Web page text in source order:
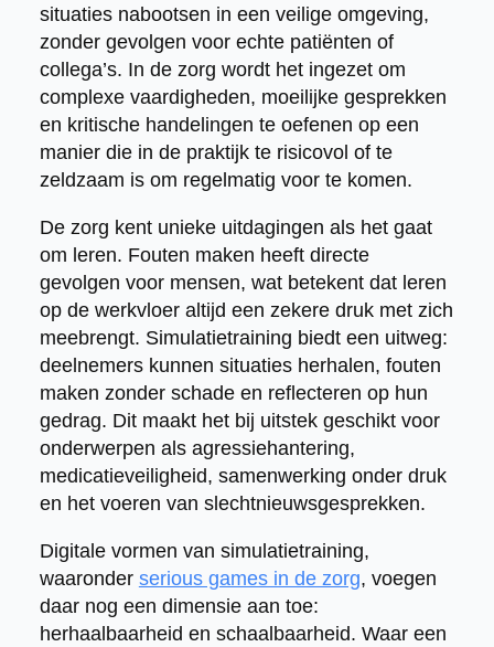
situaties nabootsen in een veilige omgeving,
zonder gevolgen voor echte patiënten of
collega’s. In de zorg wordt het ingezet om
complexe vaardigheden, moeilijke gesprekken
en kritische handelingen te oefenen op een
manier die in de praktijk te risicovol of te
zeldzaam is om regelmatig voor te komen.
De zorg kent unieke uitdagingen als het gaat
om leren. Fouten maken heeft directe
gevolgen voor mensen, wat betekent dat leren
op de werkvloer altijd een zekere druk met zich
meebrengt. Simulatietraining biedt een uitweg:
deelnemers kunnen situaties herhalen, fouten
maken zonder schade en reflecteren op hun
gedrag. Dit maakt het bij uitstek geschikt voor
onderwerpen als agressiehantering,
medicatieveiligheid, samenwerking onder druk
en het voeren van slechtnieuwsgesprekken.
Digitale vormen van simulatietraining,
waaronder serious games in de zorg, voegen
daar nog een dimensie aan toe:
herhaalbaarheid en schaalbaarheid. Waar een